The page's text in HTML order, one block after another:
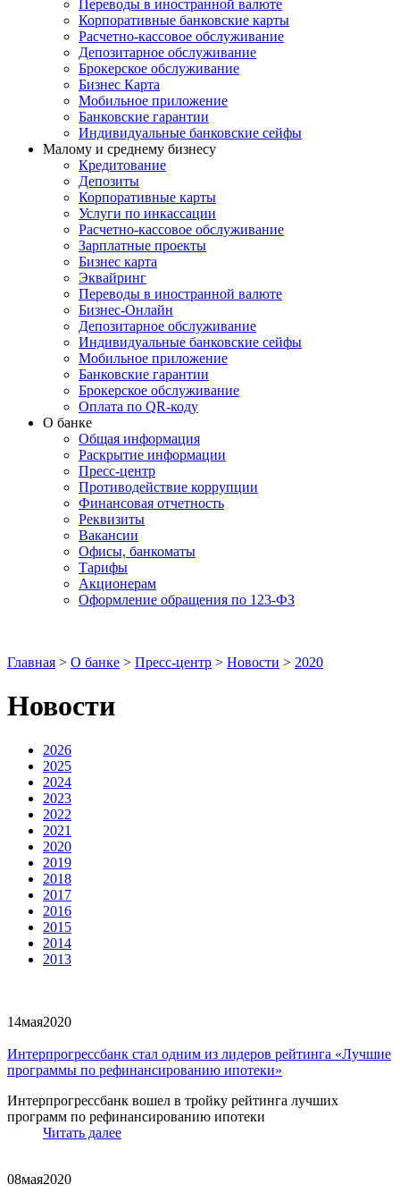
Переводы в иностранной валюте
Корпоративные банковские карты
Расчетно-кассовое обслуживание
Депозитарное обслуживание
Брокерское обслуживание
Бизнес Карта
Мобильное приложение
Банковские гарантии
Индивидуальные банковские сейфы
Малому и среднему бизнесу
Кредитование
Депозиты
Корпоративные карты
Услуги по инкассации
Расчетно-кассовое обслуживание
Зарплатные проекты
Бизнес карта
Эквайринг
Переводы в иностранной валюте
Бизнес-Онлайн
Депозитарное обслуживание
Индивидуальные банковские сейфы
Мобильное приложение
Банковские гарантии
Брокерское обслуживание
Оплата по QR-коду
О банке
Общая информация
Раскрытие информации
Пресс-центр
Противодействие коррупции
Финансовая отчетность
Реквизиты
Вакансии
Офисы, банкоматы
Тарифы
Акционерам
Оформление обращения по 123-ФЗ
Главная > О банке > Пресс-центр > Новости > 2020
Новости
2026
2025
2024
2023
2022
2021
2020
2019
2018
2017
2016
2015
2014
2013
14мая2020
Интерпрогрессбанк стал одним из лидеров рейтинга «Лучшие
программы по рефинансированию ипотеки»
Интерпрогрессбанк вошел в тройку рейтинга лучших
программ по рефинансированию ипотеки
Читать далее
08мая2020